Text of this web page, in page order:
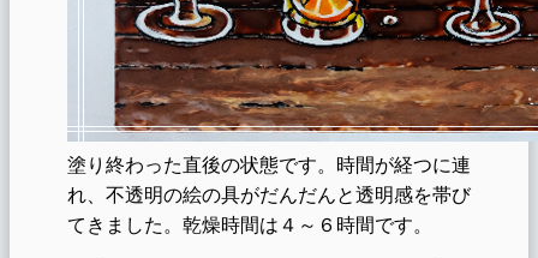
塗り終わった直後の状態です。時間が経つに連
れ、不透明の絵の具がだんだんと透明感を帯び
てきました。乾燥時間は４～６時間です。